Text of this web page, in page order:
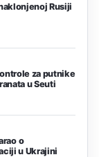
Rusiji
za putnike
u Seuti
o
u Ukrajini